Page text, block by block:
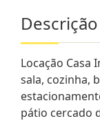
Locação
sala, cozinha,
pátio cercado